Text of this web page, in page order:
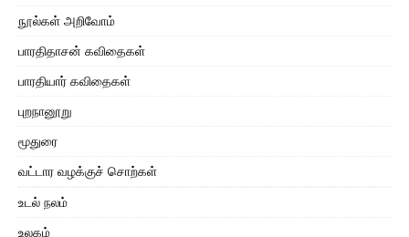
நூல்கள் அறிவோம்
பாரதிதாசன் கவிதைகள்
பாரதியார் கவிதைகள்
புறநானூறு
மூதுரை
வட்டார வழக்குச் சொற்கள்
உடல் நலம்
உலகம்